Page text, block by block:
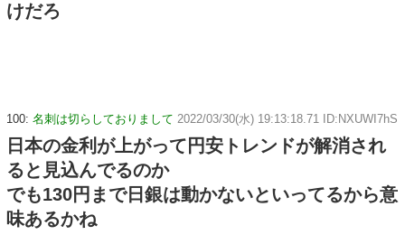
けだろ
100: 名刺は切らしておりまして 2022/03/30(水) 19:13:18.71 ID:NXUWI7hS
日本の金利が上がって円安トレンドが解消され
ると見込んでるのか
でも130円まで日銀は動かないといってるから意
味あるかね